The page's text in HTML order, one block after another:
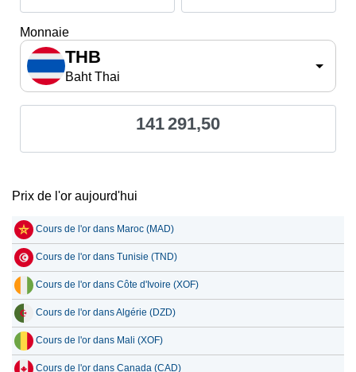
Monnaie
THB
Baht Thai
141 291,50
Prix de l'or aujourd'hui
Cours de l'or dans Maroc (MAD)
Cours de l'or dans Tunisie (TND)
Cours de l'or dans Côte d'Ivoire (XOF)
Cours de l'or dans Algérie (DZD)
Cours de l'or dans Mali (XOF)
Cours de l'or dans Canada (CAD)